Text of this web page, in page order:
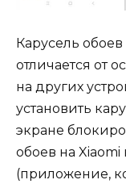
Карусель
отличается от
на других
установить
экране
обоев на
(приложение,